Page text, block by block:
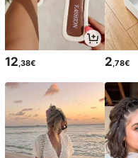
12 ,38€ 2 ,78€